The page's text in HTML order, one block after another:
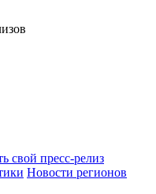
свой пресс-релиз
Новости регионов